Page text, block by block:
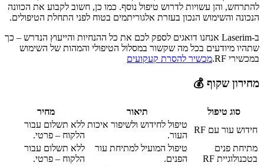
להתרחש, והן עשויות לדרוש טיפול נוסף. כמו כן, חשוב לקבוע את הכוונה
הנכונה והשימוש הנכון בעזרת אלגוריתמים בטוח לפני התחלת הטיפולים.
ב-Laserim אנחנו דואגים לספק לכם את כל ההנחיות והייעוץ הנדרש – כך
שתהיו מיודעים בכל מה שקשור במסלול הטיפולי והמהות של השימוש
במכשירי RF.
מכשיר להסרת קעקועים
מחירון שקוף 💰
סוג טיפול תיאור
מחיר
חידוש עור עם RF
טיפול לחידוש ולשיפור איכות
העור.
ללא תשלום עבור
הלקוח – פרטי.
מתיחת פנים
בטכנולוגיית RF
טיפול המועיל למתיחת עור
הפנים.
ללא תשלום עבור
הלקוח – פרטי.